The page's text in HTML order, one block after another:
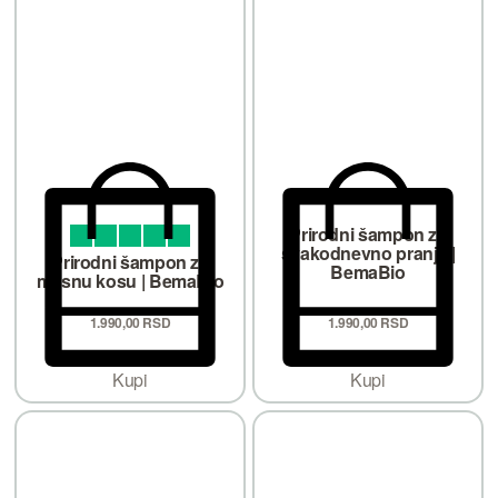
Ocenjeno sa
Prirodni šampon za
masnu kosu | BemaBio
1.990,00RSD
Kupi
Prirodni šampon za
svakodnevno pranje |
BemaBio
1.990,00RSD
Kupi